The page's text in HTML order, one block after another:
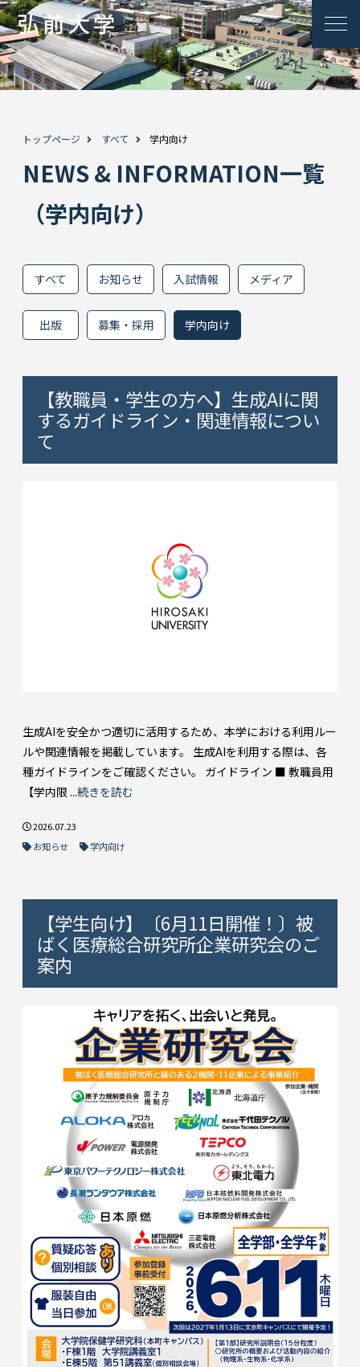
トップページ すべて 学内向け
NEWS & INFORMATION一覧
（学内向け）
すべて お知らせ 入試情報 メディア
出版 募集・採用 学内向け
【教職員・学生の方へ】生成AIに関
するガイドライン・関連情報につい
て
生成AIを安全かつ適切に活用するため、本学における利用ルー
ルや関連情報を掲載しています。 生成AIを利用する際は、各
種ガイドラインをご確認ください。 ガイドライン ■ 教職員用
【学内限 ...続きを読む
2026.07.23
お知らせ
学内向け
【学生向け】〔6月11日開催！〕被
ばく医療総合研究所企業研究会のご
案内